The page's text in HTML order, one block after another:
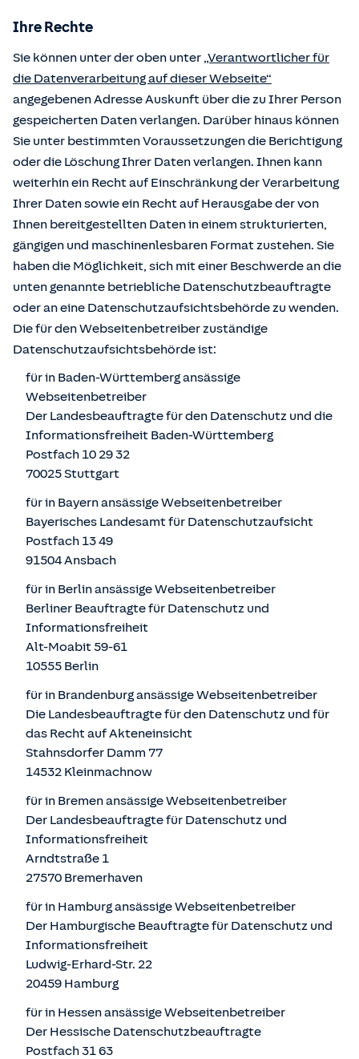
Ihre Rechte
Sie können unter der oben unter „Verantwortlicher für
die Datenverarbeitung auf dieser Webseite“
angegebenen Adresse Auskunft über die zu Ihrer Person
gespeicherten Daten verlangen. Darüber hinaus können
Sie unter bestimmten Voraussetzungen die Berichtigung
oder die Löschung Ihrer Daten verlangen. Ihnen kann
weiterhin ein Recht auf Einschränkung der Verarbeitung
Ihrer Daten sowie ein Recht auf Herausgabe der von
Ihnen bereitgestellten Daten in einem strukturierten,
gängigen und maschinenlesbaren Format zustehen. Sie
haben die Möglichkeit, sich mit einer Beschwerde an die
unten genannte betriebliche Datenschutzbeauftragte
oder an eine Datenschutzaufsichtsbehörde zu wenden.
Die für den Webseitenbetreiber zuständige
Datenschutzaufsichtsbehörde ist:
für in Baden-Württemberg ansässige
Webseitenbetreiber
Der Landesbeauftragte für den Datenschutz und die
Informationsfreiheit Baden-Württemberg
Postfach 10 29 32
70025 Stuttgart
für in Bayern ansässige Webseitenbetreiber
Bayerisches Landesamt für Datenschutzaufsicht
Postfach 13 49
91504 Ansbach
für in Berlin ansässige Webseitenbetreiber
Berliner Beauftragte für Datenschutz und
Informationsfreiheit
Alt-Moabit 59-61
10555 Berlin
für in Brandenburg ansässige Webseitenbetreiber
Die Landesbeauftragte für den Datenschutz und für
das Recht auf Akteneinsicht
Stahnsdorfer Damm 77
14532 Kleinmachnow
für in Bremen ansässige Webseitenbetreiber
Der Landesbeauftragte für Datenschutz und
Informationsfreiheit
Arndtstraße 1
27570 Bremerhaven
für in Hamburg ansässige Webseitenbetreiber
Der Hamburgische Beauftragte für Datenschutz und
Informationsfreiheit
Ludwig-Erhard-Str. 22
20459 Hamburg
für in Hessen ansässige Webseitenbetreiber
Der Hessische Datenschutzbeauftragte
Postfach 31 63